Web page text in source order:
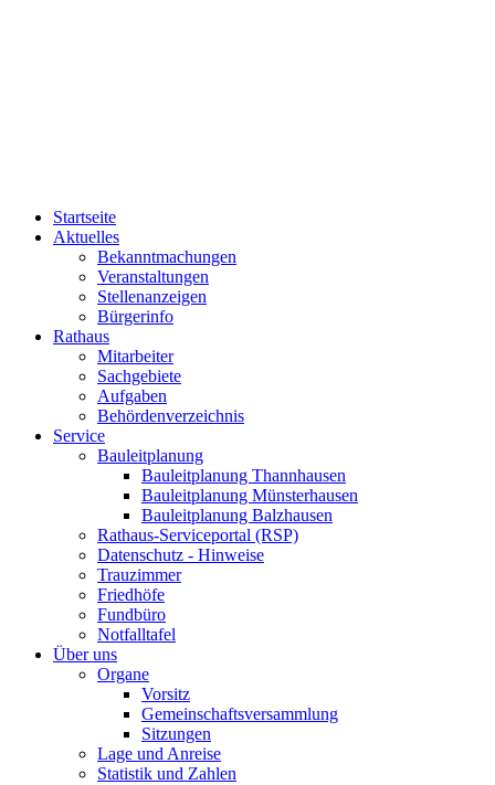
Startseite
Aktuelles
Bekanntmachungen
Veranstaltungen
Stellenanzeigen
Bürgerinfo
Rathaus
Mitarbeiter
Sachgebiete
Aufgaben
Behördenverzeichnis
Service
Bauleitplanung
Bauleitplanung Thannhausen
Bauleitplanung Münsterhausen
Bauleitplanung Balzhausen
Rathaus-Serviceportal (RSP)
Datenschutz - Hinweise
Trauzimmer
Friedhöfe
Fundbüro
Notfalltafel
Über uns
Organe
Vorsitz
Gemeinschaftsversammlung
Sitzungen
Lage und Anreise
Statistik und Zahlen